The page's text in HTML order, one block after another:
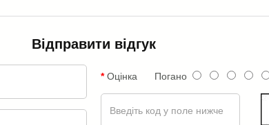
Відправити відгук
Оцінка Погано